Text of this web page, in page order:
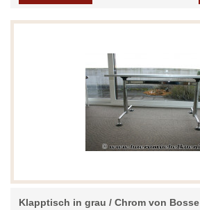
Klapptisch in grau / Chrom von Bosse